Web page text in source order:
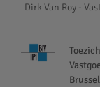
Dirk Van Roy -
Brussel